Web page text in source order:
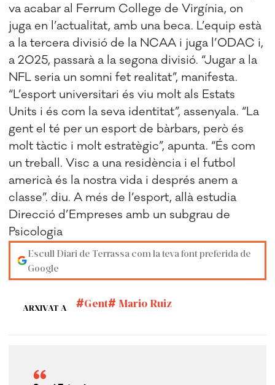
va acabar al Ferrum College de Virgínia, on
juga en l’actualitat, amb una beca. L’equip està
a la tercera divisió de la NCAA i juga l’ODAC i,
a 2025, passarà a la segona divisió. “Jugar a la
NFL seria un somni fet realitat”, manifesta.
“L’esport universitari és viu molt als Estats
Units i és com la seva identitat”, assenyala. “La
gent el té per un esport de bàrbars, però és
molt tàctic i molt estratègic”, apunta. “És com
un treball. Visc a una residència i el futbol
americà és la nostra vida i després anem a
classe”. diu. A més de l’esport, allà estudia
Direcció d’Empreses amb un subgrau de
Psicologia
Escull Diari de Terrassa com la teva font preferida de
Google
ARXIVAT A Gent Mario Ruiz